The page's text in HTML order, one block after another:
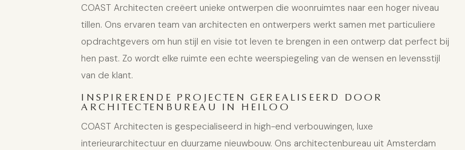
COAST Architecten creëert unieke ontwerpen die woonruimtes naar een hoger niveau
tillen. Ons ervaren team van architecten en ontwerpers werkt samen met particuliere
opdrachtgevers om hun stijl en visie tot leven te brengen in een ontwerp dat perfect bij
hen past. Zo wordt elke ruimte een echte weerspiegeling van de wensen en levensstijl
van de klant.
INSPIRERENDE PROJECTEN GEREALISEERD DOOR
ARCHITECTENBUREAU IN HEILOO
COAST Architecten is gespecialiseerd in high-end verbouwingen, luxe
interieurarchitectuur en duurzame nieuwbouw. Ons architectenbureau uit Amsterdam